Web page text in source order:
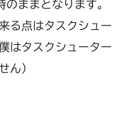
ままとなります。
る点はタスクシュー
はタスクシューター
ん）